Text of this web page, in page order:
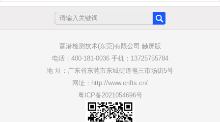
富港检测技术(东莞)有限公司 触屏版
电话：400-181-0036 手机：13725755784
地 址：广东省东莞市东城街道皂三市场街5号
网址：http://www.cnfts.cn/
粤ICP备2021054696号